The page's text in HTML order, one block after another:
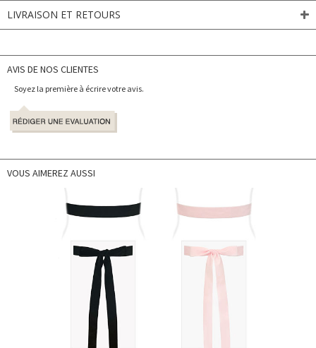
LIVRAISON ET RETOURS
AVIS DE NOS CLIENTES
Soyez la première à écrire votre avis.
VOUS AIMEREZ AUSSI